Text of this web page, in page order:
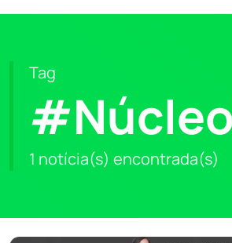
Tag
1 notícia(s) encontrada(s)